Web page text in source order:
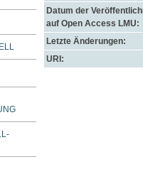
Datum der
auf Open Access LMU:
Letzte Änderungen:
URI: